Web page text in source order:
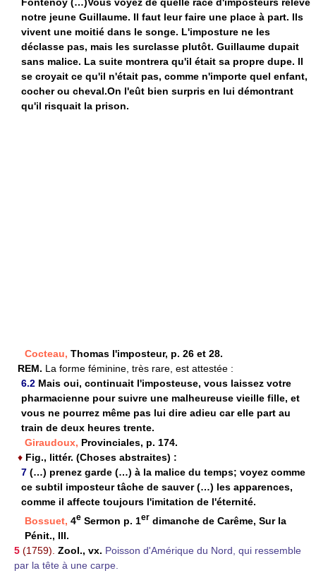
Fontenoy (…)Vous voyez de quelle race d'imposteurs relève
notre jeune Guillaume. Il faut leur faire une place à part. Ils
vivent une moitié dans le songe. L'imposture ne les
déclasse pas, mais les surclasse plutôt. Guillaume dupait
sans malice. La suite montrera qu'il était sa propre dupe. Il
se croyait ce qu'il n'était pas, comme n'importe quel enfant,
cocher ou cheval.On l'eût bien surpris en lui démontrant
qu'il risquait la prison.
Cocteau, Thomas l'imposteur, p. 26 et 28.
REM. La forme féminine, très rare, est attestée :
6.2 Mais oui, continuait l'imposteuse, vous laissez votre
pharmacienne pour suivre une malheureuse vieille fille, et
vous ne pourrez même pas lui dire adieu car elle part au
train de deux heures trente.
Giraudoux, Provinciales, p. 174.
♦ Fig., littér. (Choses abstraites) :
7 (…) prenez garde (…) à la malice du temps; voyez comme
ce subtil imposteur tâche de sauver (…) les apparences,
comme il affecte toujours l'imitation de l'éternité.
Bossuet, 4e Sermon p. 1er dimanche de Carême, Sur la
Pénit., III.
5 (1759). Zool., vx. Poisson d'Amérique du Nord, qui ressemble
par la tête à une carpe.